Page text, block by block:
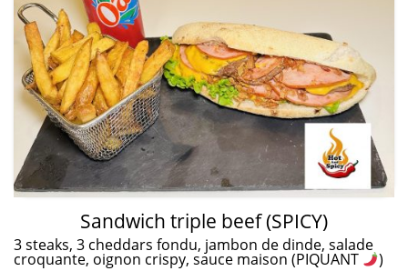
Sandwich triple beef (SPICY)
3 steaks, 3 cheddars fondu, jambon de dinde, salade
croquante, oignon crispy, sauce maison (PIQUANT )